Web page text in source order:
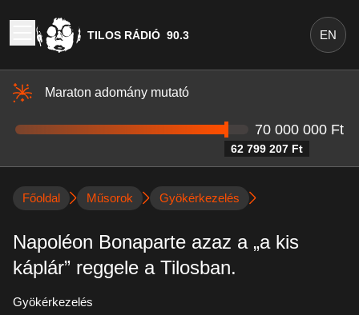
TILOS RÁDIÓ 90.3 EN
Maraton adomány mutató
62 799 207 Ft
70 000 000 Ft
Főoldal Műsorok Gyökérkezelés
Napoléon Bonaparte azaz a „a kis
káplár” reggele a Tilosban.
Gyökérkezelés